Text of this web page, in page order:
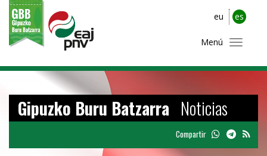
eu es
Menú
Gipuzko Buru Batzarra Noticias
Compartir